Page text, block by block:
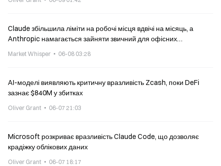
Claude збільшила ліміти на робочі місця вдвічі на місяць, а
Anthropic намагається зайняти звичний для офісних
Market Whisper 06-08 03:28
AI-моделі виявляють критичну вразливість Zcash, поки DeFi
зазнає $840M у збитках
Oliver Grant 06-07 21:03
Microsoft розкриває вразливість Claude Code, що дозволяє
крадіжку облікових даних
Oliver Grant 06-07 18:17